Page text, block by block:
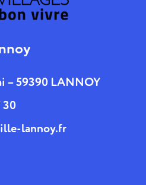
– 59390 LANNOY
30
lannoy.fr